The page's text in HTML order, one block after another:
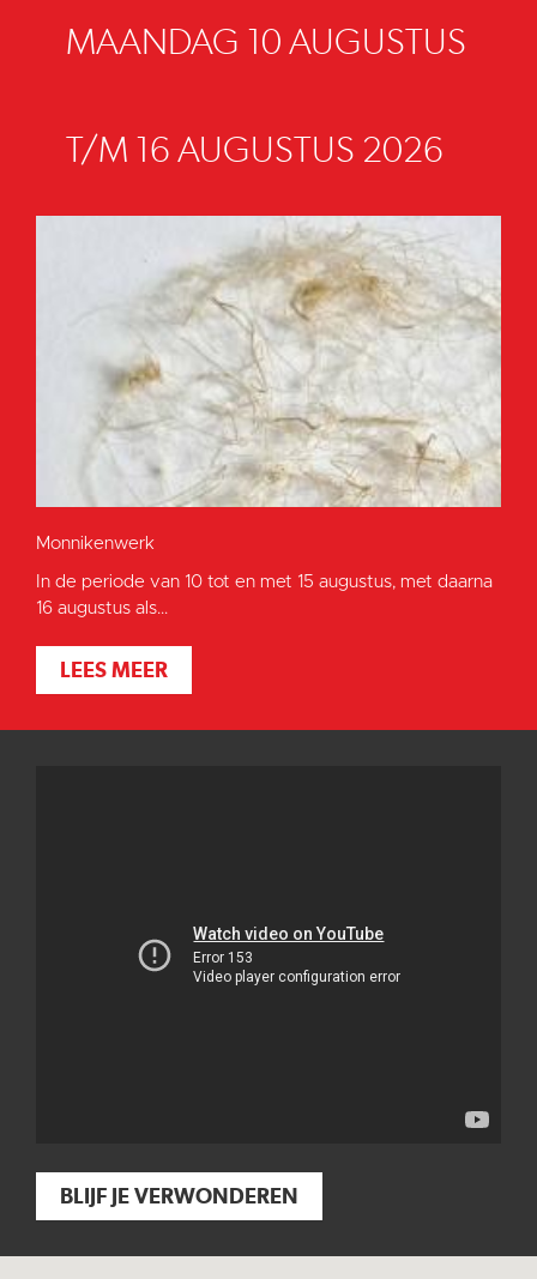
MAANDAG 10 AUGUSTUS
T/M 16 AUGUSTUS 2026
Monnikenwerk
In de periode van 10 tot en met 15 augustus, met daarna
16 augustus als...
LEES MEER
BLIJF JE VERWONDEREN